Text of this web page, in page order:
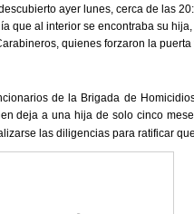
ayer lunes, cerca de las
que al interior se encontraba su
quienes forzaron la
de la Brigada de
deja a una hija de solo cinco
las diligencias para ratificar